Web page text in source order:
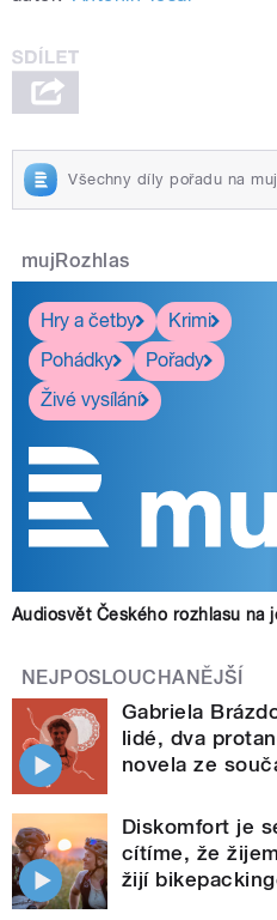
Všechny díly pořadu na
mujRozhlas
Hry a četby
Krimi
Pohádky
Pořady
Živé vysílání
Audiosvět Českého rozhlasu na
NEJPOSLOUCHANĚJŠÍ
Gabriela
lidé, dva
novela ze
Diskomfort je
cítíme, že
žijí